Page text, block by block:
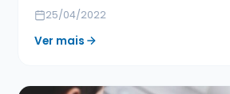
25/04/2022
Ver mais